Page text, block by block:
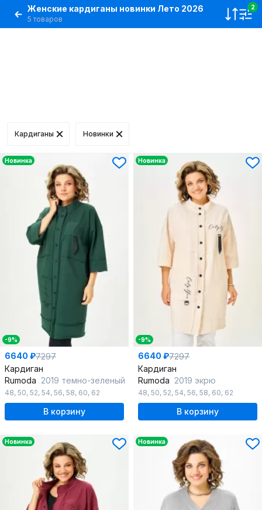
Женские кардиганы новинки Лето 2026
5 товаров
2
Кардиганы Новинки
Новинка
-9%
6640 ₽7297
Кардиган
Rumoda 2019 темно-зеленый
48, 50, 52, 54, 56, 58, 60, 62
В корзину
Новинка
-9%
6640 ₽7297
Кардиган
Rumoda 2019 экрю
48, 50, 52, 54, 56, 58, 60, 62
В корзину
Новинка Новинка